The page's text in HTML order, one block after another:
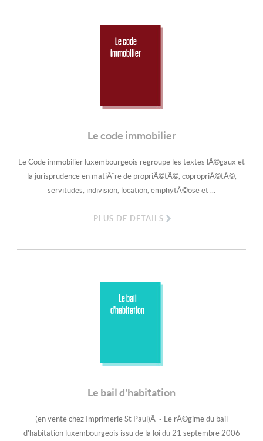
Le code
immobilier
Le code immobilier
Le Code immobilier luxembourgeois regroupe les textes lÃ©gaux et
la jurisprudence en matiÃ¨re de propriÃ©tÃ©, copropriÃ©tÃ©,
servitudes, indivision, location, emphytÃ©ose et ...
PLUS DE DÉTAILS
Le bail
d'habitation
Le bail d'habitation
(en vente chez Imprimerie St Paul)Â - Le rÃ©gime du bail
d'habitation luxembourgeois issu de la loi du 21 septembre 2006